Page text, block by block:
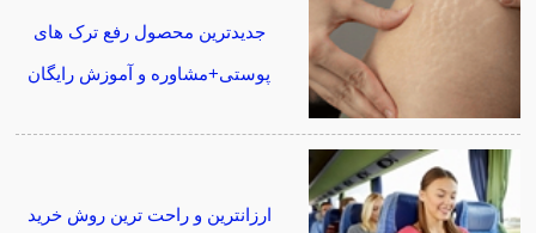
جدیدترین محصول رفع ترک های
پوستی+مشاوره و آموزش رایگان
ارزانترین و راحت ترین روش خرید